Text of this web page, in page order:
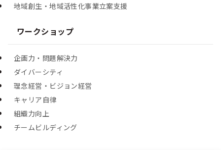
地域創生・地域活性化事業立案支援
ワークショップ
企画力・問題解決力
ダイバーシティ
理念経営・ビジョン経営
キャリア自律
組織力向上
チームビルディング